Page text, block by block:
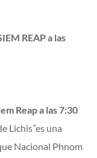
REAP a las
Reap a las 7:30
Lichis”es una
Nacional Phnom